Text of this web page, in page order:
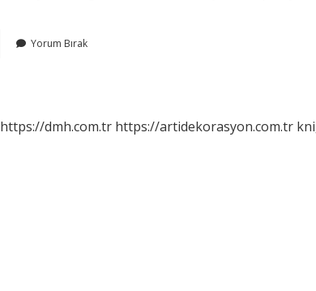
Yorum Bırak
https://dmh.com.tr https://artidekorasyon.com.tr